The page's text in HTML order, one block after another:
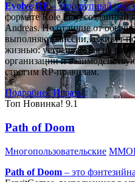
Evolve RP– это крупный
формате Role Play, созданный
Andreas. Но отличие от
выполняют миссии, а живут
жизнью: устраиваются на
организации и
строгим RP-правилам.
Подробнее Играть!
Топ Новинка! 9.1
Path of Doom
Многопользовательские
Path of Doom – это